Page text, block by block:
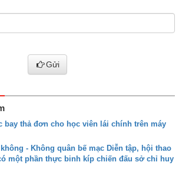
Gửi
bay thả đơn cho học viên lái chính trên máy
- Không quân bế mạc Diễn tập, hội thao
một phần thực binh kíp chiến đấu sở chỉ huy